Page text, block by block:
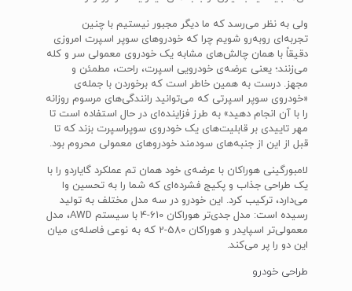
ولی به نظر می‌رسد که ما دیگر مجبور نیستیم با چنین
تجربه‌ای روبه‌رو شویم چرا که خودروهای سوپر اسپرت امروزی
دقیقاً با همان چالش‌های مشابه یک خودروی معمولی سر و کله
می‌زنند؛ یعنی عرضه‌ی خودرویی اسپرت، راحت، مطمئن و
مجهز. درست به همین خاطر است که برخوردن با جمله‌ی
«خودروی سوپر اسپرتی که می‌توانید رانندگی‌های مرسوم روزانه
را با آن انجام دهید» به طرز فزاینده‌ای در حال استفاده است تا
مهر تاییدی بر قابلیت‌های یک خودروی سوپراسپرت بزند که تا
قبل از این از جنبه‌های سودمند خودروهای معمولی محروم بود.
لامبورگینی هوراکان با عرضه‌ی خود همان تم عملکرد گایاردو را با
یک طراحی جذاب و پکیج فشرده‌ای که شما را به تحسین وا
می‌دارد، ترکیب کرد. این خودرو در سه مدل مختلف به تولید
رسیده است: مدل جدی‌تر هوراکان 610-4 با سیستم AWD، مدل
معمولی‌تر اسپایدر و هوراکان 580-2 که به نوعی فاصله‌ی میان
این دو را پر می‌کند.
طراحی خودرو